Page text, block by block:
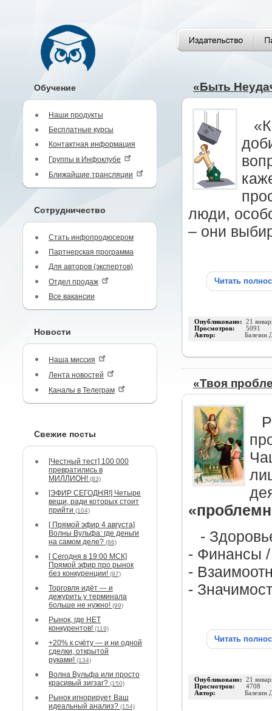
Обучение
Наши продукты
Бесплатные курсы
Контактная информация
Группы в Инфоклубе
Ближайшие трансляции
Сотрудничество
Стать инфопродюсером
Партнерская программа
Для авторов (экспертов)
Отдел продаж
Все вакансии
Новости
Наша миссия
Лента новостей
Каналы в Телеграм
Свежие посты
[Честный тест] 100 000
превратились в
МИЛЛИОН! (83)
[ЭФИР СЕГОДНЯ!] Четыре
вещи, ради которых стоит
прийти (104)
[ Прямой эфир 4 августа]
Волны Вульфа: где деньги
на самом деле? (86)
[ Сегодня в 19:00 МСК]
Прямой эфир про рынок
без конкуренции! (97)
Торговля идёт — и
дежурить у терминала
больше не нужно! (99)
Рынок, где НЕТ
конкурентов! (119)
+20% к счёту — и ни одной
сделки, открытой
руками! (134)
Волна Вульфа или просто
красивый зигзаг? (150)
Рынок игнорирует Ваш
идеальный анализ? (154)
«Быть
люди,
– они
Читать
Опубликовано: 21
Просмотров: 5091
Автор: Балезин
«Твоя
-
- Финансы
-
-
Читать
Опубликовано: 21
Просмотров: 4708
Автор: Балезин